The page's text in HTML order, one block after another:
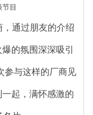
目
通过朋友的介绍
的氛围深深吸引
参与这样的厂商见
起，满怀感激的